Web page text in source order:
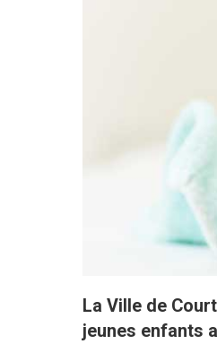
La Ville de
jeunes enfants